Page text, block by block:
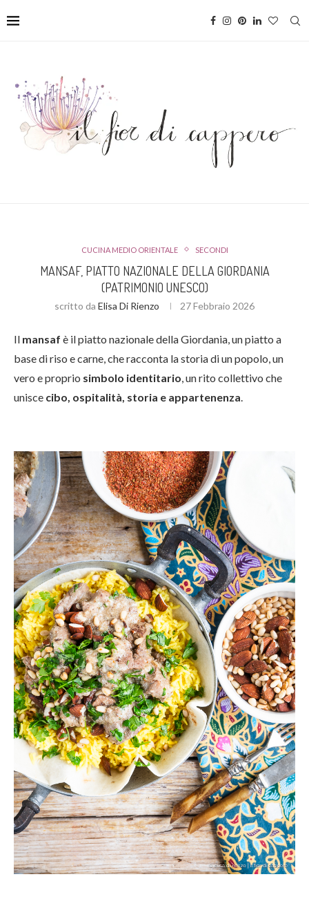
CUCINA MEDIO ORIENTALE SECONDI
MANSAF, PIATTO NAZIONALE DELLA GIORDANIA
(PATRIMONIO UNESCO)
scritto da Elisa Di Rienzo 27 Febbraio 2026
Il mansaf è il piatto nazionale della Giordania, un piatto a
base di riso e carne, che racconta la storia di un popolo, un
vero e proprio simbolo identitario , un rito collettivo che
unisce cibo, ospitalità, storia e appartenenza